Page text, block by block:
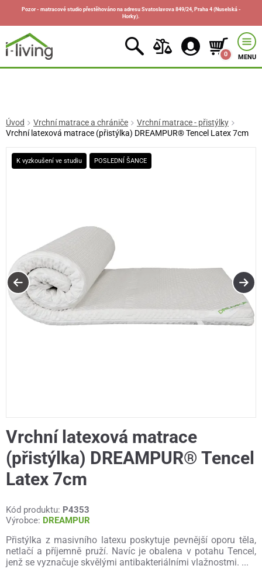
Pozor - matracové studio přestěhováno na adresu Svatoslavova 849/24, Praha 4 (Nuselská -
Horky).
0 MENU
Úvod Vrchní matrace a chrániče
Vrchní matrace - přistýlky
Vrchní latexová matrace (přistýlka) DREAMPUR® Tencel Latex 7cm
K vyzkoušení ve studiu POSLEDNÍ ŠANCE
Vrchní latexová matrace
(přistýlka) DREAMPUR® Tencel
Latex 7cm
Kód produktu: P4353
Výrobce: DREAMPUR
Přistýlka z masivního latexu poskytuje pevnější oporu těla,
netlačí a příjemně pruží. Navíc je obalena v potahu Tencel,
jenž se vyznačuje skvělými antibakteriálními vlažnostmi. ...